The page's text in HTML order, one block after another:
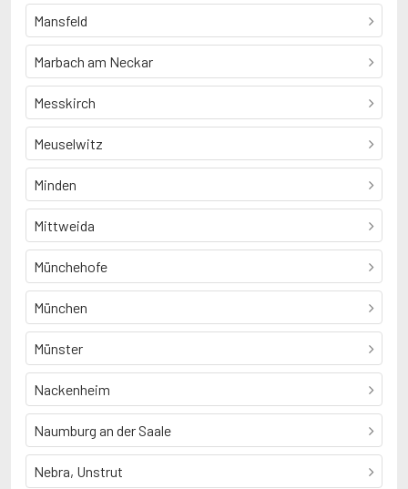
Mansfeld
Marbach am Neckar
Messkirch
Meuselwitz
Minden
Mittweida
Münchehofe
München
Münster
Nackenheim
Naumburg an der Saale
Nebra, Unstrut